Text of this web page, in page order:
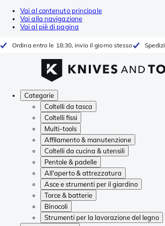
Vai al contenuto principale
Vai alla navigazione
Vai al piè di pagina
Ordina entro le 18:30, invio il giorno stesso
Categorie
Coltelli da tasca
Coltelli fissi
Multi-tools
Affilamento & manutenzione
Coltelli da cucina & utensili
Pentole & padelle
All'aperto & attrezzatura
Asce e strumenti per il giardino
Torce & batterie
Binocoli
Strumenti per la lavorazione del legno